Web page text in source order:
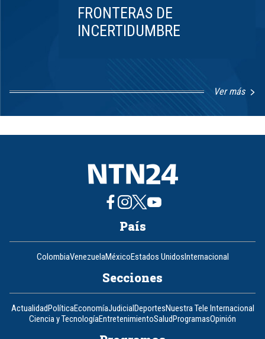
FRONTERAS DE
INCERTIDUMBRE
Ver más
1
8
País
ColombiaVenezuelaMéxicoEstados UnidosInternacional
Secciones
ActualidadPolíticaEconomíaJudicialDeportesNuestra Tele Internacional
Ciencia y TecnologíaEntretenimientoSaludProgramasOpinión